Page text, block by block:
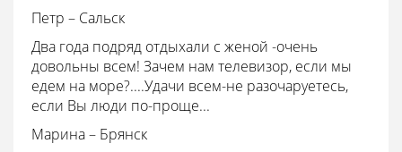
Петр – Сальск
Два года подряд отдыхали с женой -очень
довольны всем! Зачем нам телевизор, если мы
едем на море?....Удачи всем-не разочаруетесь,
если Вы люди по-проще...
Марина – Брянск